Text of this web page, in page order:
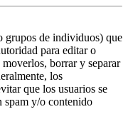
grupos de individuos) que
para editar o
borrar y separar
los
que los usuarios se
spam y/o contenido